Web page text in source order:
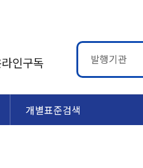
인구독 발행기관
개별표준검색